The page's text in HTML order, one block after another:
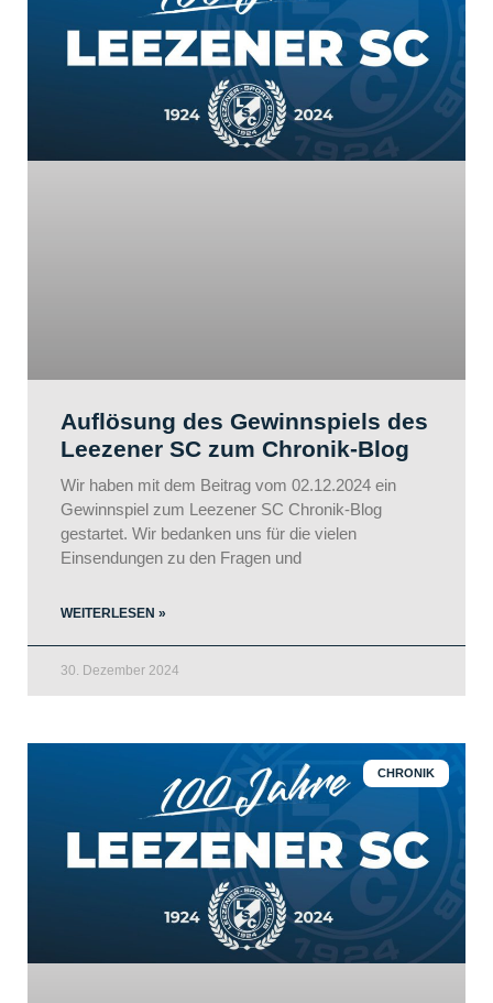
Auflösung des Gewinnspiels des
Leezener SC zum Chronik-Blog
Wir haben mit dem Beitrag vom 02.12.2024 ein
Gewinnspiel zum Leezener SC Chronik-Blog
gestartet. Wir bedanken uns für die vielen
Einsendungen zu den Fragen und
WEITERLESEN »
30. Dezember 2024
CHRONIK